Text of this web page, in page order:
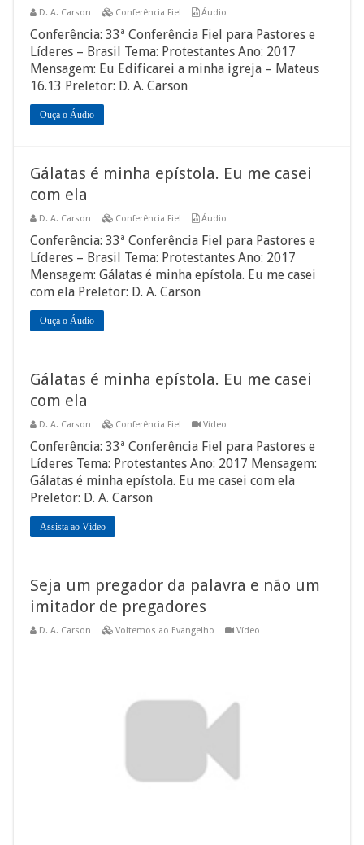
D. A. Carson Conferência Fiel Áudio
Conferência: 33ª Conferência Fiel para Pastores e
Líderes – Brasil Tema: Protestantes Ano: 2017
Mensagem: Eu Edificarei a minha igreja – Mateus
16.13 Preletor: D. A. Carson
Ouça o Áudio
Gálatas é minha epístola. Eu me casei
com ela
D. A. Carson Conferência Fiel Áudio
Conferência: 33ª Conferência Fiel para Pastores e
Líderes – Brasil Tema: Protestantes Ano: 2017
Mensagem: Gálatas é minha epístola. Eu me casei
com ela Preletor: D. A. Carson
Ouça o Áudio
Gálatas é minha epístola. Eu me casei
com ela
D. A. Carson Conferência Fiel Vídeo
Conferência: 33ª Conferência Fiel para Pastores e
Líderes Tema: Protestantes Ano: 2017 Mensagem:
Gálatas é minha epístola. Eu me casei com ela
Preletor: D. A. Carson
Assista ao Vídeo
Seja um pregador da palavra e não um
imitador de pregadores
D. A. Carson Voltemos ao Evangelho Vídeo